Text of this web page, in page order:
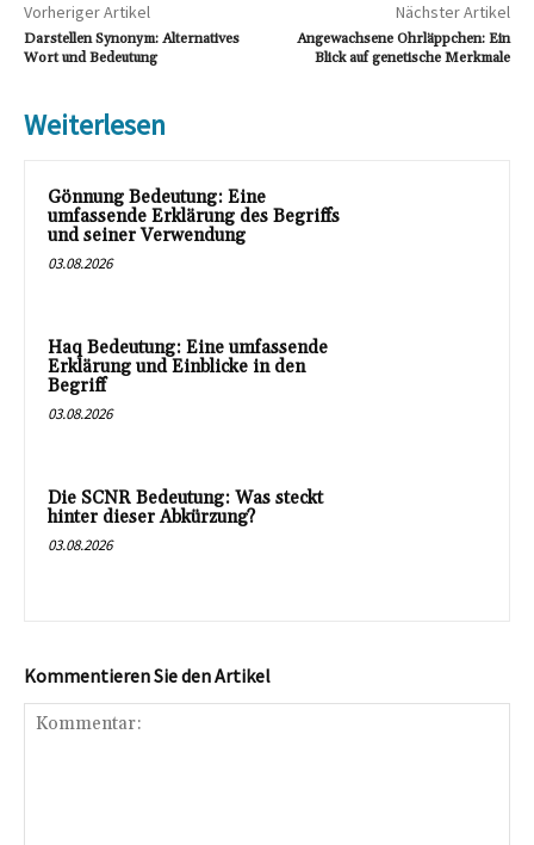
Vorheriger Artikel
Darstellen Synonym: Alternatives
Wort und Bedeutung
Nächster Artikel
Angewachsene Ohrläppchen: Ein
Blick auf genetische Merkmale
Weiterlesen
Gönnung Bedeutung: Eine
umfassende Erklärung des Begriffs
und seiner Verwendung
03.08.2026
Haq Bedeutung: Eine umfassende
Erklärung und Einblicke in den
Begriff
03.08.2026
Die SCNR Bedeutung: Was steckt
hinter dieser Abkürzung?
03.08.2026
Kommentieren Sie den Artikel